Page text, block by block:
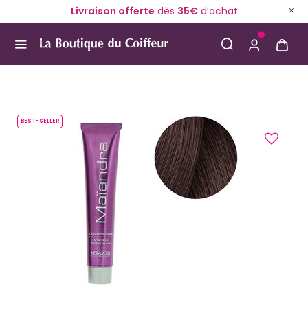
Livraison offerte dès 35€d’achat
BEST-SELLER